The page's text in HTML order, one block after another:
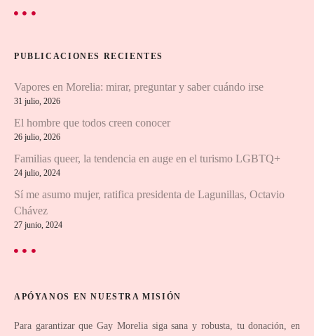
a
ó
n
d
e
e
n
r
a
c
:
PUBLICACIONES RECIENTES
Vapores en Morelia: mirar, preguntar y saber cuándo irse
31 julio, 2026
El hombre que todos creen conocer
26 julio, 2026
Familias queer, la tendencia en auge en el turismo LGBTQ+
24 julio, 2024
Sí me asumo mujer, ratifica presidenta de Lagunillas, Octavio
Chávez
27 junio, 2024
APÓYANOS EN NUESTRA MISIÓN
Para garantizar que Gay Morelia siga sana y robusta, tu donación, en